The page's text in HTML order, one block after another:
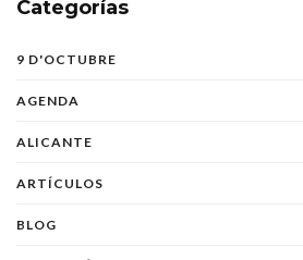
Categorías
9 D'OCTUBRE
AGENDA
ALICANTE
ARTÍCULOS
BLOG